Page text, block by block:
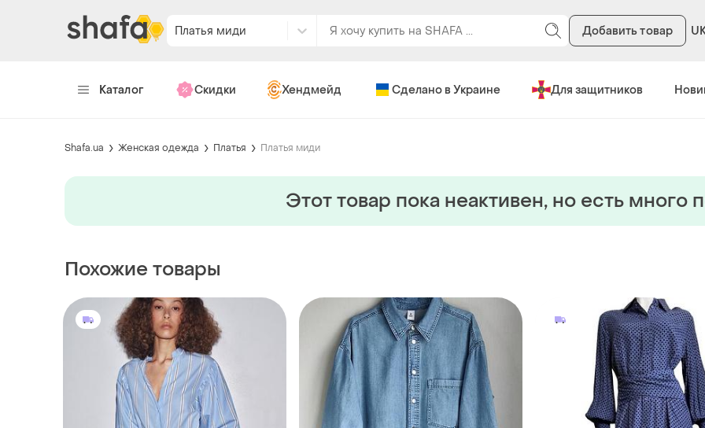
Платья миди Добавить товар
Каталог Скидки Хендмейд Сделано в Украине Для защитников
Shafa.ua Женская одежда Платья Платья миди
Этот товар пока неактивен, но есть много
Похожие товары